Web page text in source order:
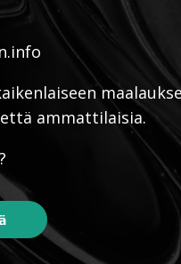
ammattilaisia.